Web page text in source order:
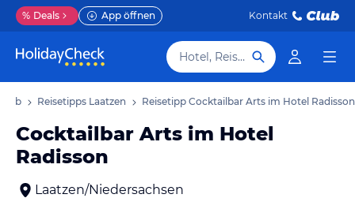
% Deals App öffnen Kontakt
Hotel, Reiseziel
Reisetipps Laatzen Reisetipp Cocktailbar Arts im Hotel Radisson
Cocktailbar Arts im Hotel
Radisson
Laatzen/Niedersachsen